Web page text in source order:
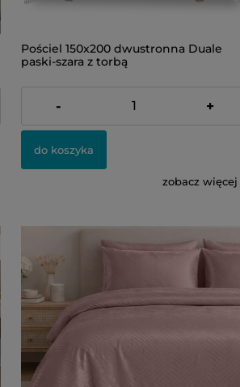
Pościel 150x200 dwustronna Duale
paski-szara z torbą
159,00 zł
- +
do koszyka
zobacz więcej